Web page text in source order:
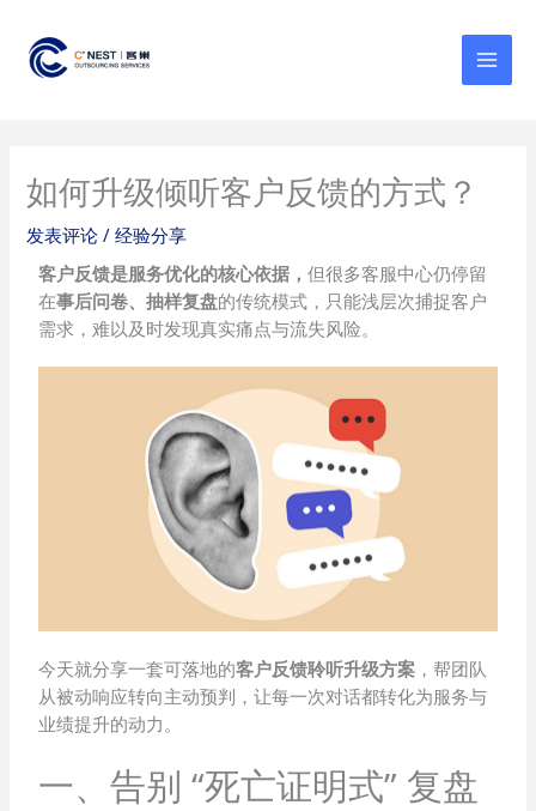
如何升级倾听客户反馈的方式？
发表评论 /经验分享
客户反馈是服务优化的核心依据，但很多客服中心仍停留
在事后问卷、抽样复盘的传统模式，只能浅层次捕捉客户
需求，难以及时发现真实痛点与流失风险。
今天就分享一套可落地的客户反馈聆听升级方案 ，帮团队
从被动响应转向主动预判，让每一次对话都转化为服务与
业绩提升的动力。
一、告别 “死亡证明式” 复盘